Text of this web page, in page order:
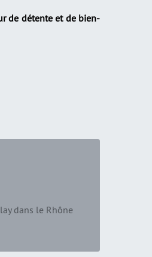
de détente et de bien-
dans le Rhône